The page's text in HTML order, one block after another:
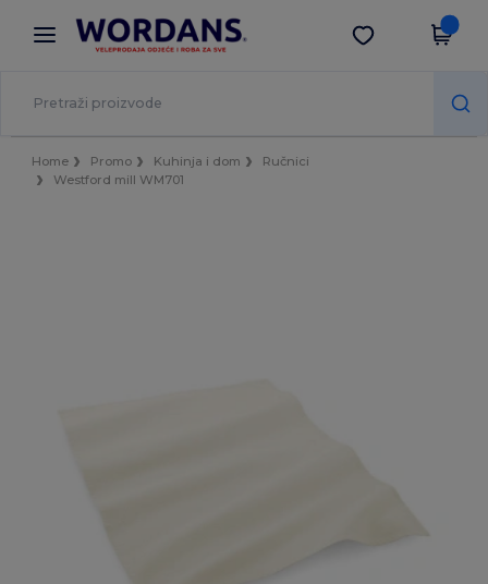
× Aplikacija Wordans
Bolje cijene u aplikaciji!
Preuzmi app
Home Promo Kuhinja i dom
Ručnici
Westford mill WM701